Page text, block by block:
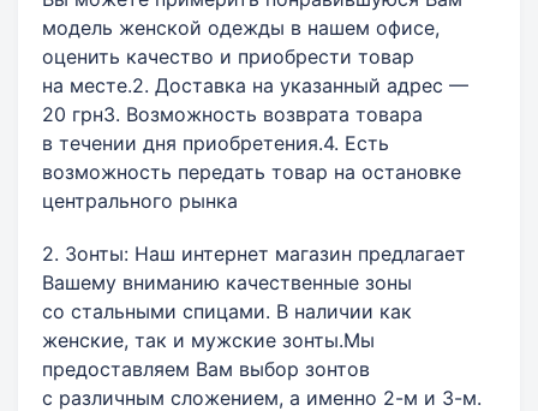
модель женской одежды в нашем офисе,
оценить качество и приобрести товар
на месте.2. Доставка на указанный адрес —
20 грн3. Возможность возврата товара
в течении дня приобретения.4. Есть
возможность передать товар на остановке
центрального рынка
2. Зонты: Наш интернет магазин предлагает
Вашему вниманию качественные зоны
со стальными спицами. В наличии как
женские, так и мужские зонты.Мы
предоставляем Вам выбор зонтов
с различным сложением, а именно 2-м и 3-м.